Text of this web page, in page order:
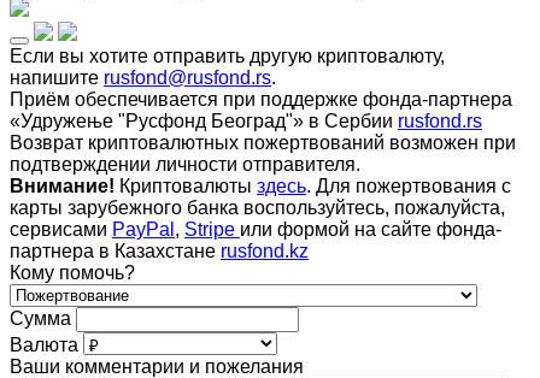
Если вы хотите отправить другую криптовалюту,
напишите rusfond@rusfond.rs.
Приём обеспечивается при поддержке фонда-партнера
«Удружење "Русфонд Београд"» в Сербии rusfond.rs
Возврат криптовалютных пожертвований возможен при
подтверждении личности отправителя.
Внимание! Криптовалюты здесь. Для пожертвования с
карты зарубежного банка воспользуйтесь, пожалуйста,
сервисами PayPal , Stripe или формой на сайте фонда-
партнера в Казахстане rusfond.kz
Кому помочь?
Сумма
Валюта
Ваши комментарии и пожелания